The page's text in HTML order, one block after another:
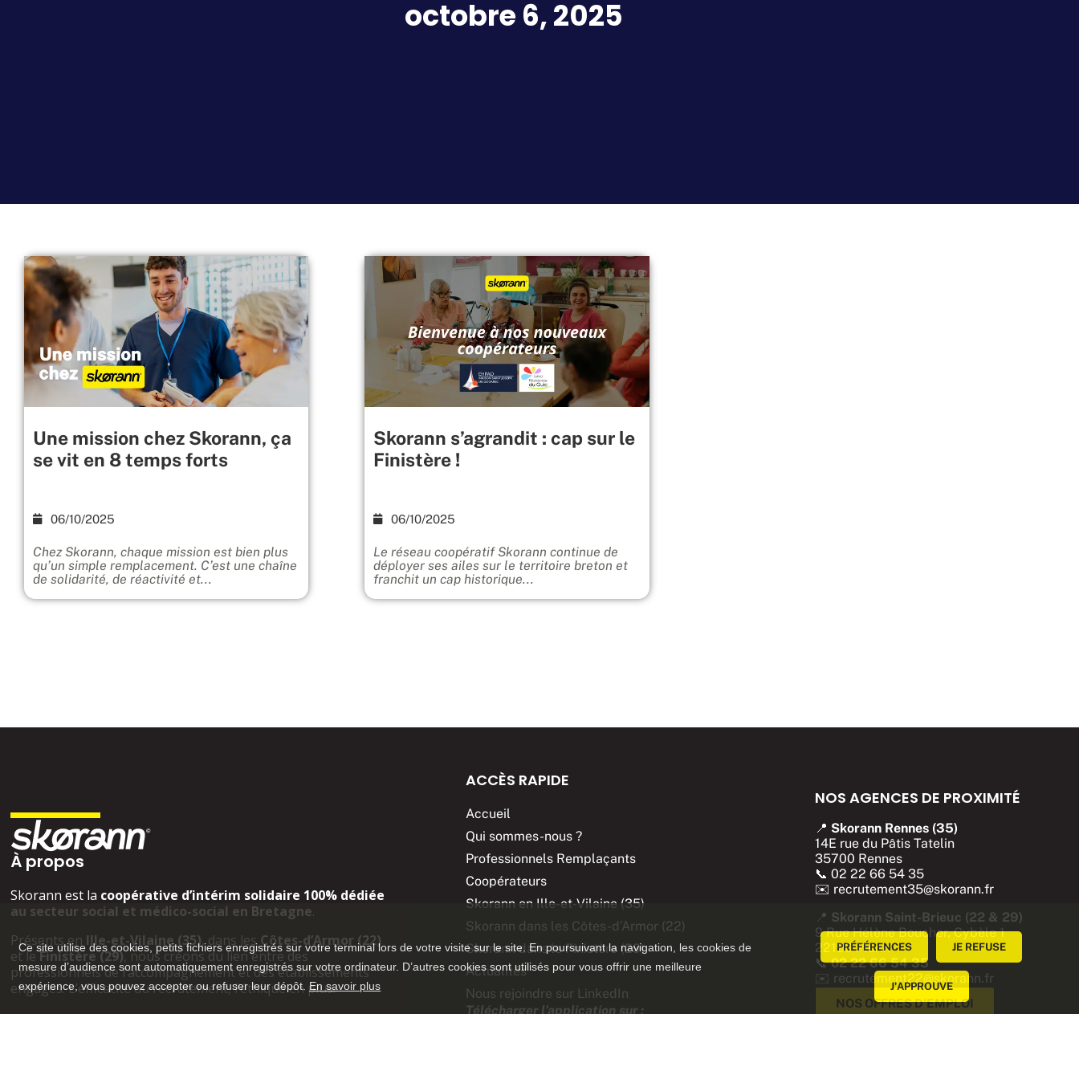
octobre 6, 2025
Une mission chez Skorann, ça
se vit en 8 temps forts
06/10/2025
Chez Skorann, chaque mission est bien plus
qu’un simple remplacement. C’est une chaîne
de solidarité, de réactivité et...
Skorann s’agrandit : cap sur le
Finistère !
06/10/2025
Le réseau coopératif Skorann continue de
déployer ses ailes sur le territoire breton et
franchit un cap historique...
À propos
Skorann est la coopérative d’intérim solidaire 100% dédiée
au secteur social et médico-social en Bretagne.
Présents en Ille-et-Vilaine (35), dans lesCôtes-d’Armor (22)
et leFinistère (29), nous créons du lien entre des
professionnels de l’accompagnement et des établissements
engagés. L’efficacité du recrutement, l’éthique en plus.
ACCÈS RAPIDE
Accueil
Qui sommes-nous ?
Professionnels Remplaçants
Coopérateurs
Skorann en Ille-et-Vilaine (35)
Skorann dans les Côtes-d’Armor (22)
Skorann dans le Finistère (29)
Actualités
Nous rejoindre sur LinkedIn
Télécharger l’application sur :
NOS AGENCES DE PROXIMITÉ
📍 Skorann Rennes (35)
14E rue du Pâtis Tatelin
35700 Rennes
📞 02 22 66 54 35
✉️ recrutement35@skorann.fr
📍 Skorann Saint-Brieuc (22 & 29)
9 Rue Hélène Boucher, Cybèle 1
22190 Plérin
📞02 22 66 54 35
✉️ recrutement22@skorann.fr
NOS OFFRES D'EMPLOI
Ce site utilise des cookies, petits fichiers enregistrés sur votre terminal lors de votre visite sur le site. En poursuivant la navigation, les cookies de
mesure d’audience sont automatiquement enregistrés sur votre ordinateur. D’autres cookies sont utilisés pour vous offrir une meilleure
expérience, vous pouvez accepter ou refuser leur dépôt.En savoir plus
PRÉFÉRENCES JE REFUSE
J'APPROUVE